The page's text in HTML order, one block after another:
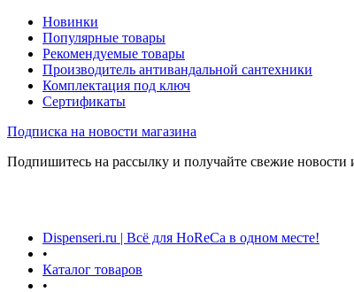
Новинки
Популярные товары
Рекомендуемые товары
Производитель антивандальной сантехники
Комплектация под ключ
Сертификаты
Подписка на новости магазина
Подпишитесь на рассылку и получайте свежие новости
Dispenseri.ru | Всё для HoReCa в одном месте!
•
Каталог товаров
•